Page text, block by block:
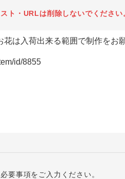
ト・URLは削除しないでください
要事項をご入力ください。